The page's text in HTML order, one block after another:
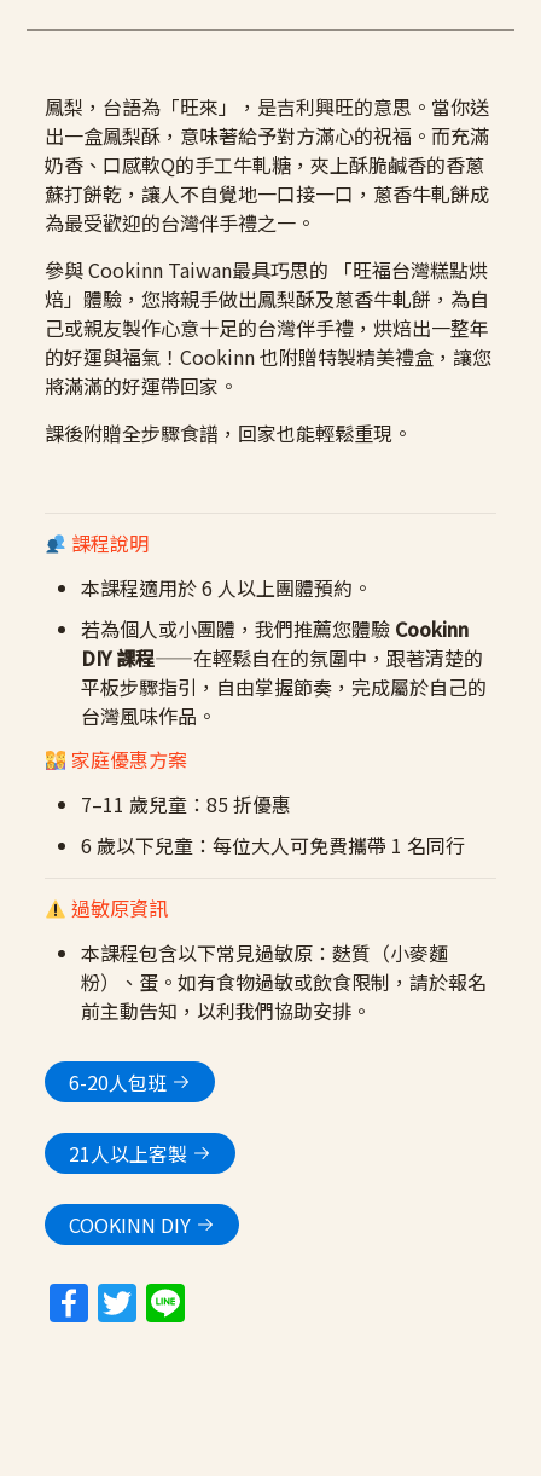
鳳梨，台語為「旺來」，是吉利興旺的意思。當你送
出一盒鳳梨酥，意味著給予對方滿心的祝福。而充滿
奶香、口感軟Q的手工牛軋糖，夾上酥脆鹹香的香蔥
蘇打餅乾，讓人不自覺地一口接一口，蔥香牛軋餅成
為最受歡迎的台灣伴手禮之一。
參與 Cookinn Taiwan最具巧思的 「旺福台灣糕點烘
焙」體驗，您將親手做出鳳梨酥及蔥香牛軋餅，為自
己或親友製作心意十足的台灣伴手禮，烘焙出一整年
的好運與福氣！Cookinn 也附贈特製精美禮盒，讓您
將滿滿的好運帶回家。
課後附贈全步驟食譜，回家也能輕鬆重現。
課程說明
本課程適用於 6 人以上團體預約。
若為個人或小團體，我們推薦您體驗 Cookinn
DIY課程——在輕鬆自在的氛圍中，跟著清楚的
平板步驟指引，自由掌握節奏，完成屬於自己的
台灣風味作品。
家庭優惠方案
7–11 歲兒童：85 折優惠
6 歲以下兒童：每位大人可免費攜帶 1 名同行
過敏原資訊
本課程包含以下常見過敏原：麩質（小麥麵
粉）、蛋。如有食物過敏或飲食限制，請於報名
前主動告知，以利我們協助安排。
6-20人包班
21人以上客製
COOKINN DIY
Facebook
Twitter
Line